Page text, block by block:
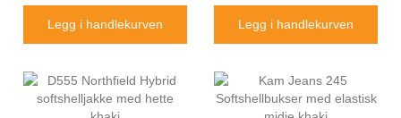
Legg i handlekurven Legg i handlekurven